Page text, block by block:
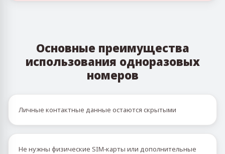
Основные преимущества
использования одноразовых
номеров
Личные контактные данные остаются скрытыми
Не нужны физические SIM‑карты или дополнительные